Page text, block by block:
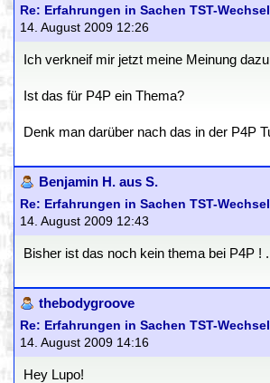
Re: Erfahrungen in Sachen TST-
14. August 2009 12:26
Ich verkneif mir jetzt meine Meinung
Ist das für P4P ein Thema?
Denk man darüber nach das in der P4P
Benjamin H. aus S.
Re: Erfahrungen in Sachen TST-
14. August 2009 12:43
Bisher ist das noch kein thema bei P4P !
thebodygroove
Re: Erfahrungen in Sachen TST-
14. August 2009 14:16
Hey Lupo!